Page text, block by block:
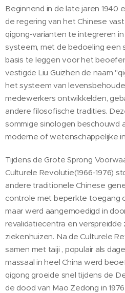
Beginnend in de late jaren 1940
de regering van het Chinese
qigong-varianten te integreren
systeem, met de bedoeling een
basis te leggen voor het
vestigde Liu Guizhen de naam
het systeem van
medewerkers ontwikkelden,
andere filosofische tradities.
sommige sinologen beschouwd
moderne of wetenschappelijke
Tijdens de Grote Sprong
Culturele Revolutie(1966-1976)
andere traditionele Chinese
controle met beperkte toegang
maar werd aangemoedigd in
revalidatiecentra en verspreidde
ziekenhuizen. Na de Culturele
samen met taiji , populair als
massaal in heel China werd
qigong groeide snel tijdens de
de dood van Mao Zedong in